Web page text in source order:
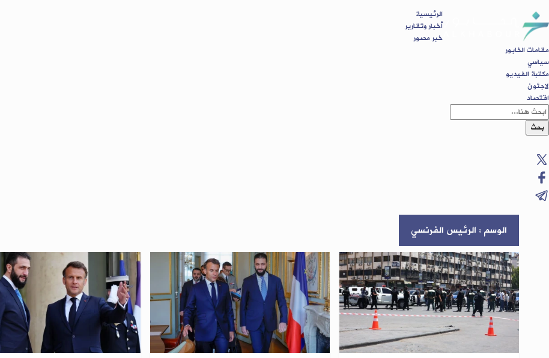
الرئيسية
أخبار وتقارير
خبر مصور
مقامات الخابور
سياسي
مكتبة الفيديو
لاجئون
اقتصاد
بحث
الوسم : الرئيس الفرنسي